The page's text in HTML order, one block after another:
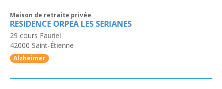
Maison de retraite privée
RESIDENCE ORPEA LES SERIANES
29 cours Fauriel
42000 Saint-Étienne
Alzheimer